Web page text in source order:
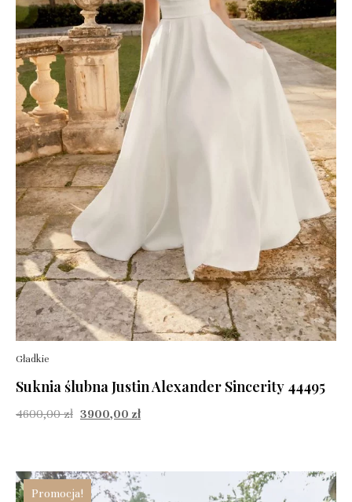
Gładkie
Suknia ślubna Justin Alexander Sincerity 44495
4600,00zł 3900,00 zł
Promocja!